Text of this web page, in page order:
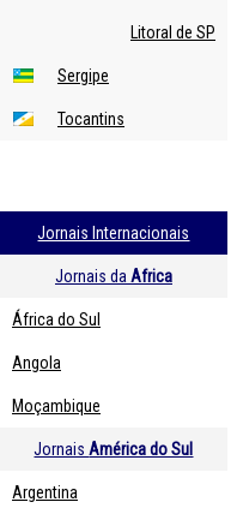
Litoral de SP
Sergipe
Tocantins
Jornais Internacionais
Jornais da Africa
África do Sul
Angola
Moçambique
Jornais América do Sul
Argentina